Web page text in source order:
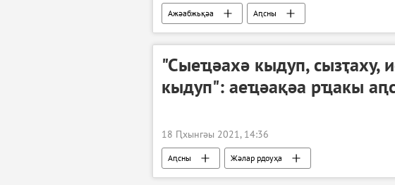
Ажәабжьқәа Аԥсны
"Сыеҵәахә кыдуп, сызҭаху,
кыдуп": аеҵәақәа рҵакы
18 Ԥхынгәы 2021, 14:36
Аԥсны Жәлар рдоуҳа